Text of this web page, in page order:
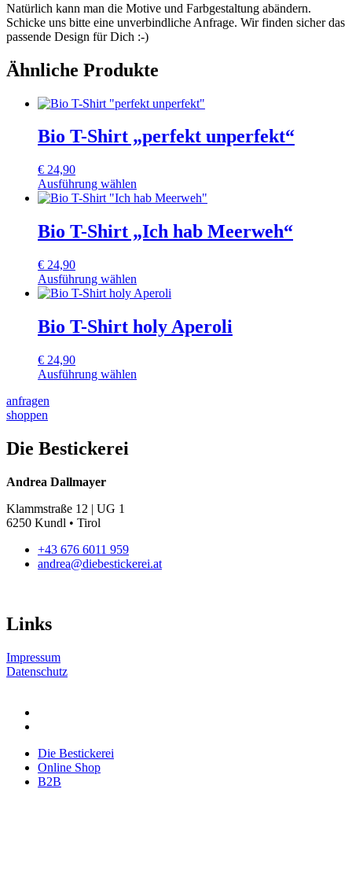
Natürlich kann man die Motive und Farbgestaltung abändern.
Schicke uns bitte eine unverbindliche Anfrage. Wir finden sicher das
passende Design für Dich :-)
Ähnliche Produkte
Bio T-Shirt „perfekt unperfekt“
€ 24,90
Ausführung wählen
Dieses
weist
mehrere
auf.
Die
Optionen
auf
der
Produktseite
gewählt
werden
Bio T-Shirt „Ich hab Meerweh“
€ 24,90
Ausführung wählen
Dieses
weist
mehrere
auf.
Die
können
auf
Produktseite
werden
Bio T-Shirt holy Aperoli
€ 24,90
Ausführung wählen
Produkt
weist
Varianten
auf.
Optionen
auf
der
Produktseite
gewählt
werden
anfragen
shoppen
Die Bestickerei
Andrea Dallmayer
Klammstraße 12 | UG 1
6250 Kundl • Tirol
+43 676 6011 959
andrea@diebestickerei.at
Links
Impressum
Datenschutz
Die Bestickerei
Online Shop
B2B